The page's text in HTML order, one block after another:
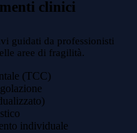
clinici
guidati da professionisti
aree di fragilità.
(TCC)
individuale